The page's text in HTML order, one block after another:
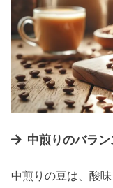
中煎りのバラン
中煎りの豆は、酸